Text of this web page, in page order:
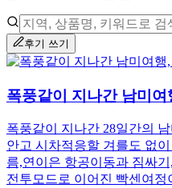
후기 쓰기
폭풍같이 지나간 남미
폭풍같이 지나간 28일간의
안고 시차적응할 겨를도 없
름,연이은 항공이동과 짐싸
전투모드로 이어진 빡센여